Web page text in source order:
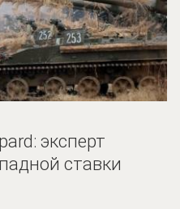
эксперт
ставки